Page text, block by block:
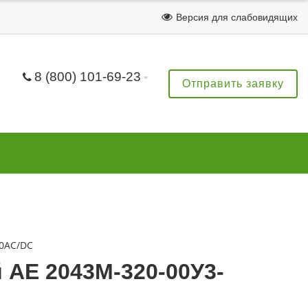
Версия для слабовидящих
8 (800) 101-69-23 Отправить заявку
DC
2043М-320-00У3-